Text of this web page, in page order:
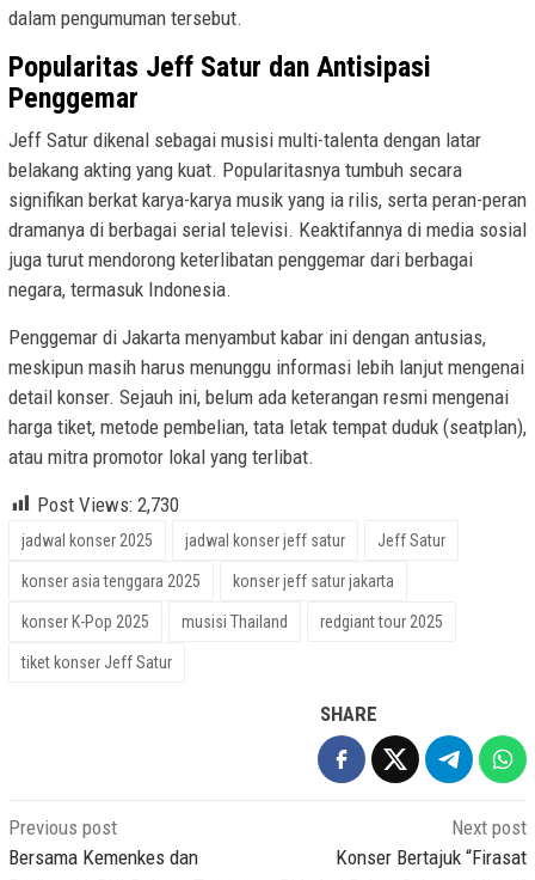
dalam pengumuman tersebut.
Popularitas Jeff Satur dan Antisipasi
Penggemar
Jeff Satur dikenal sebagai musisi multi-talenta dengan latar
belakang akting yang kuat. Popularitasnya tumbuh secara
signifikan berkat karya-karya musik yang ia rilis, serta peran-peran
dramanya di berbagai serial televisi. Keaktifannya di media sosial
juga turut mendorong keterlibatan penggemar dari berbagai
negara, termasuk Indonesia.
Penggemar di Jakarta menyambut kabar ini dengan antusias,
meskipun masih harus menunggu informasi lebih lanjut mengenai
detail konser. Sejauh ini, belum ada keterangan resmi mengenai
harga tiket, metode pembelian, tata letak tempat duduk (seatplan),
atau mitra promotor lokal yang terlibat.
Post Views: 2,730
jadwal konser 2025 jadwal konser jeff satur Jeff Satur
konser asia tenggara 2025 konser jeff satur jakarta
konser K-Pop 2025 musisi Thailand redgiant tour 2025
tiket konser Jeff Satur
SHARE
Post
navigation
Previous post
Bersama Kemenkes dan
Next post
Konser Bertajuk “Firasat